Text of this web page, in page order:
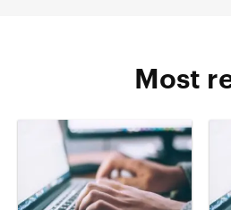
Most